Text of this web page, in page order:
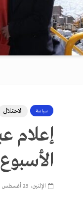
سياسة الاحتلال
إعلام
الإثنين، 25 أغسطس 2025، 7:02 ص